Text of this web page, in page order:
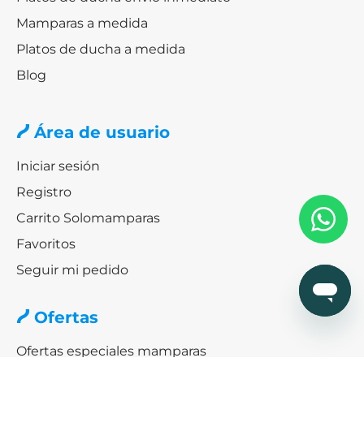
Mamparas a medida
Platos de ducha a medida
Blog
Área de usuario
Iniciar sesión
Registro
Carrito Solomamparas
Favoritos
Seguir mi pedido
Ofertas
Ofertas especiales mamparas